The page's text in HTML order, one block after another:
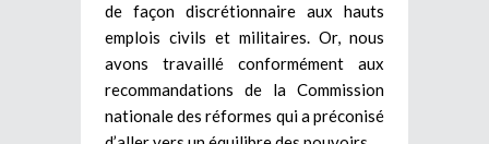
de façon discrétionnaire aux hauts
emplois civils et militaires. Or, nous
avons travaillé conformément aux
recommandations de la Commission
nationale des réformes qui a préconisé